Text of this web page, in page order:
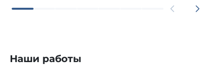
Наши работы